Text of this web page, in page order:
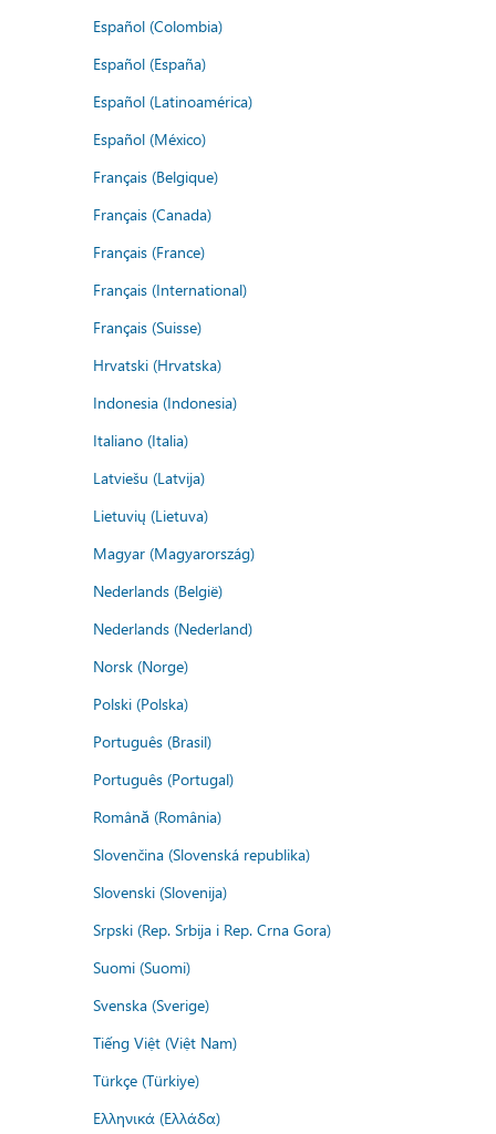
Español (Colombia)
Español (España)
Español (Latinoamérica)
Español (México)
Français (Belgique)
Français (Canada)
Français (France)
Français (International)
Français (Suisse)
Hrvatski (Hrvatska)
Indonesia (Indonesia)
Italiano (Italia)
Latviešu (Latvija)
Lietuvių (Lietuva)
Magyar (Magyarország)
Nederlands (België)
Nederlands (Nederland)
Norsk (Norge)
Polski (Polska)
Português (Brasil)
Português (Portugal)
Română (România)
Slovenčina (Slovenská republika)
Slovenski (Slovenija)
Srpski (Rep. Srbija i Rep. Crna Gora)
Suomi (Suomi)
Svenska (Sverige)
Tiếng Việt (Việt Nam)
Türkçe (Türkiye)
Ελληνικά (Ελλάδα)